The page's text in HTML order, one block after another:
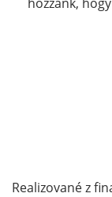
Realizované z